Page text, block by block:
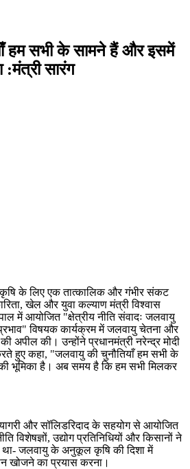
हम सभी के सामने हैं और इसमें
:मंत्री सारंग
कृषि के लिए एक तात्कालिक और गंभीर संकट
खेल और युवा कल्याण मंत्री विश्वास
में आयोजित "क्षेत्रीय नीति संवादः जलवायु
विषयक कार्यक्रम में जलवायु चेतना और
अपील की। उन्होंने प्रधानमंत्री नरेन्द्र मोदी
हुए कहा, "जलवायु की चुनौतियाँ हम सभी के
भूमिका है। अब समय है कि हम सभी मिलकर
और सॉलिडरिदाद के सहयोग से आयोजित
विशेषज्ञों, उद्योग प्रतिनिधियों और किसानों ने
था- जलवायु के अनुकूल कृषि की दिशा में
खोजने का प्रयास करना।